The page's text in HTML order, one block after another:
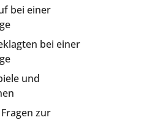
bei einer
bei einer
und
zur